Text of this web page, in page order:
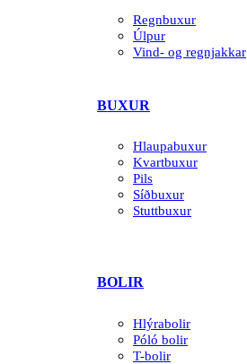
Regnbuxur
Úlpur
Vind- og regnjakkar
BUXUR
Hlaupabuxur
Kvartbuxur
Pils
Síðbuxur
Stuttbuxur
BOLIR
Hlýrabolir
Póló bolir
T-bolir